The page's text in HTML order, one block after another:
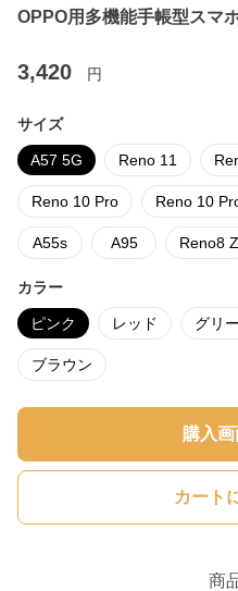
OPPO用多機能手帳型スマ
3,420 円
サイズ
A57 5G Reno 11
Reno 10 Pro Reno 10
A55s A95 Reno8 Z
カラー
ピンク レッド グリ
ブラウン
購入
カート
商